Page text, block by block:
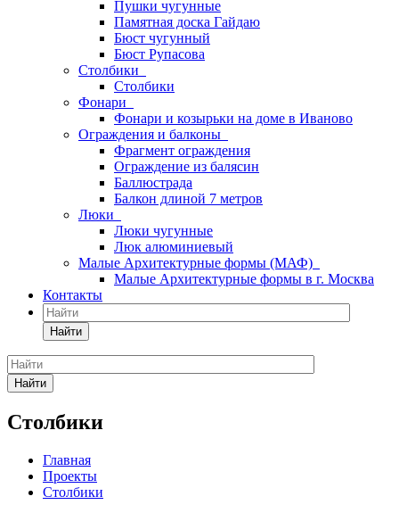
Пушки чугунные
Памятная доска Гайдаю
Бюст чугунный
Бюст Рупасова
Столбики
Столбики
Фонари
Фонари и козырьки на доме в Иваново
Ограждения и балконы
Фрагмент ограждения
Ограждение из балясин
Баллюстрада
Балкон длиной 7 метров
Люки
Люки чугунные
Люк алюминиевый
Малые Архитектурные формы (МАФ)
Малые Архитектурные формы в г. Москва
Контакты
Найти
Найти
Столбики
Главная
Проекты
Столбики